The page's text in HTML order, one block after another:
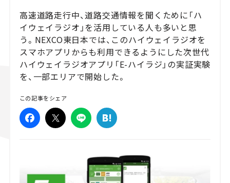
高速道路走行中、道路交通情報を聞くために「ハ
イウェイラジオ」を活用している人も多いと思
う。NEXCO東日本では、このハイウェイラジオを
スマホアプリからも利用できるようにした次世代
ハイウェイラジオアプリ「E-ハイラジ」の実証実験
を、一部エリアで開始した。
この記事をシェア
Series
Campaign
人気のハッシュタグ
スズキ ジムニー｜Suzuki Jimny